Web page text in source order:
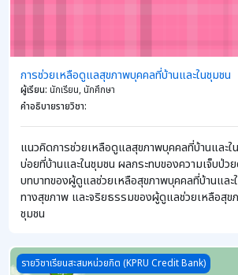
การช่วยเหลือดูแลสุขภาพบุคคลที่บ้านและในชุมชน
ผู้เรียน: นักเรียน, นักศึกษา
คำอธิบายรายวิชา:
แนวคิดการช่วยเหลือดูแลสุขภาพบุคคลที่บ้านและใ
บ่อยที่บ้านและในชุมชน ผลกระทบของความเจ็บป่ว
บทบาทของผู้ดูแลช่วยเหลือสุขภาพบุคคลที่บ้านแล
ทางสุขภาพ และจริยธรรมของผู้ดูแลช่วยเหลือสุข
ชุมชน
Course image ภาษาอังกฤษเพื่อการสื่อสาร
รายวิชาเรียนสะสมหน่วยกิต (KPRU Credit Bank)